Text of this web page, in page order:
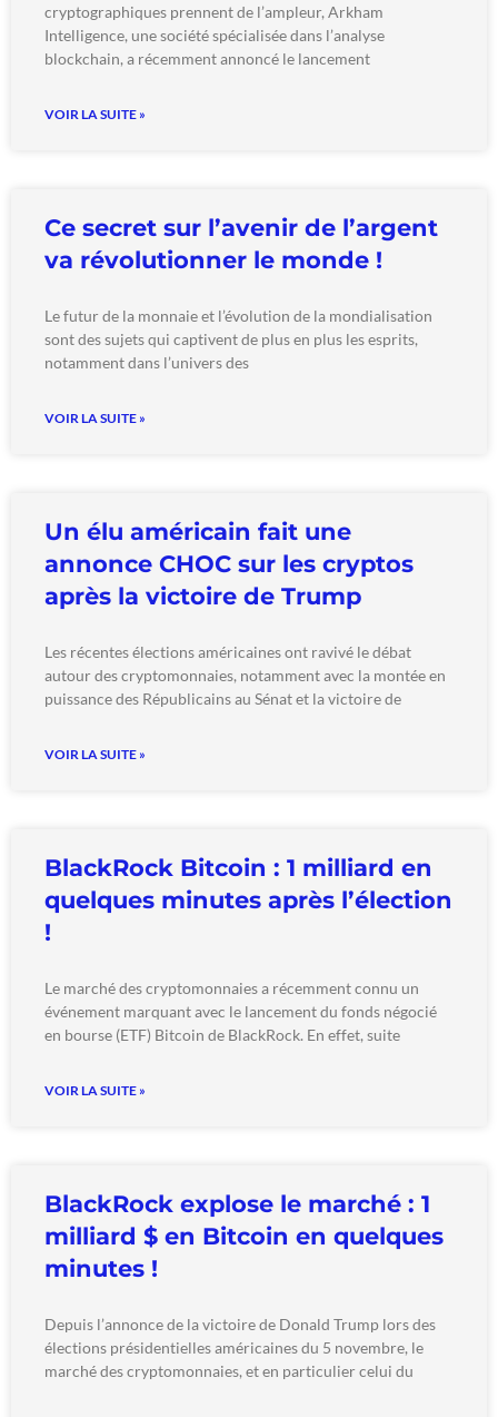
cryptographiques prennent de l’ampleur, Arkham
Intelligence, une société spécialisée dans l’analyse
blockchain, a récemment annoncé le lancement
VOIR LA SUITE »
Ce secret sur l’avenir de l’argent
va révolutionner le monde !
Le futur de la monnaie et l’évolution de la mondialisation
sont des sujets qui captivent de plus en plus les esprits,
notamment dans l’univers des
VOIR LA SUITE »
Un élu américain fait une
annonce CHOC sur les cryptos
après la victoire de Trump
Les récentes élections américaines ont ravivé le débat
autour des cryptomonnaies, notamment avec la montée en
puissance des Républicains au Sénat et la victoire de
VOIR LA SUITE »
BlackRock Bitcoin : 1 milliard en
quelques minutes après l’élection
!
Le marché des cryptomonnaies a récemment connu un
événement marquant avec le lancement du fonds négocié
en bourse (ETF) Bitcoin de BlackRock. En effet, suite
VOIR LA SUITE »
BlackRock explose le marché : 1
milliard $ en Bitcoin en quelques
minutes !
Depuis l’annonce de la victoire de Donald Trump lors des
élections présidentielles américaines du 5 novembre, le
marché des cryptomonnaies, et en particulier celui du